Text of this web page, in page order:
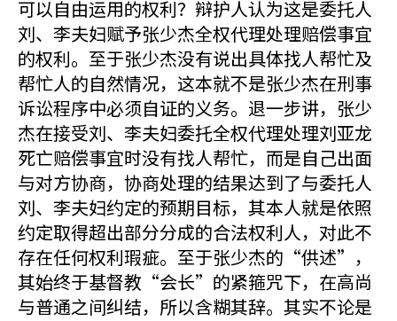
可以自由运用的权利？辩护人认为这是委托人
刘、李夫妇赋予张少杰全权代理处理赔偿事宜
的权利。至于张少杰没有说出具体找人帮忙及
帮忙人的自然情况，这本就不是张少杰在刑事
诉讼程序中必须自证的义务。退一步讲，张少
杰在接受刘、李夫妇委托全权代理处理刘亚龙
死亡赔偿事宜时没有找人帮忙，而是自己出面
与对方协商，协商处理的结果达到了与委托人
刘、李夫妇约定的预期目标，其本人就是依照
约定取得超出部分分成的合法权利人，对此不
存在任何权利瑕疵。至于张少杰的“供述”，
其始终于基督教“会长”的紧箍咒下，在高尚
与普通之间纠结，所以含糊其辞。其实不论是